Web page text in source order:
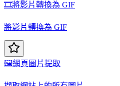
🎞️將影片轉換為 GIF
將影片轉換為 GIF
🖼️網頁圖片提取